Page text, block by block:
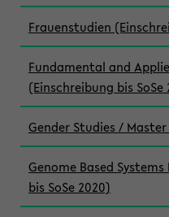
Frauenstudien
Fundamental and
(Einschreibung bis SoSe
Gender Studies / Master
Genome Based
bis SoSe 2020)